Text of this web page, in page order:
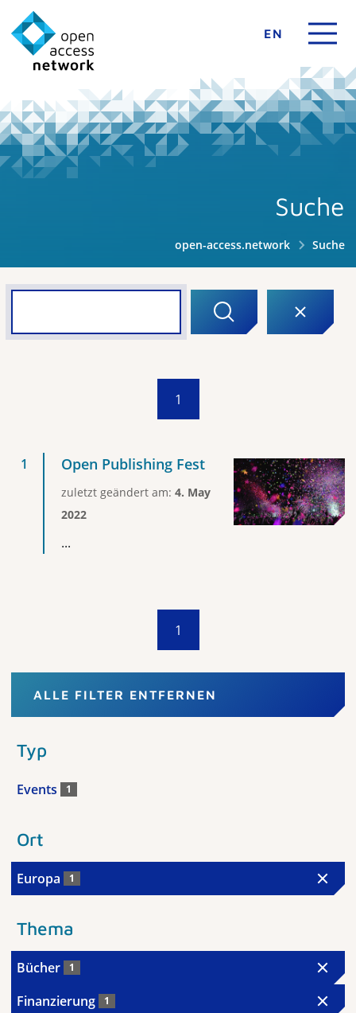
EN
Suche
open-access.network Suche
1
Open Publishing Fest
zuletzt geändert am: 4. May
2022
...
1
ALLE FILTER ENTFERNEN
Typ
Events 1
Ort
Europa 1
Thema
Bücher 1
Finanzierung 1